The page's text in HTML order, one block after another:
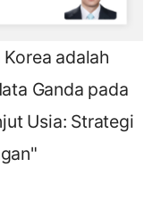
adalah
Ganda pada
Usia: Strategi